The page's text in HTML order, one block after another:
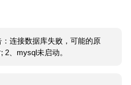
连接数据库失败，可能的原
2、mysql未启动。